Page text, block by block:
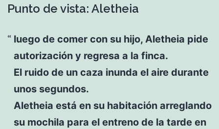
Punto de vista: Aletheia
luego de comer con su hijo, Aletheia pide
autorización y regresa a la finca.
El ruido de un caza inunda el aire durante
unos segundos.
Aletheia está en su habitación arreglando
su mochila para el entreno de la tarde en